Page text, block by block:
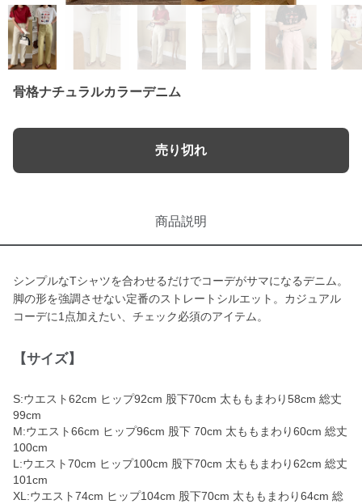
骨格ナチュラルカラーデニム
売り切れ
商品説明
シンプルなTシャツを合わせるだけでコーデがサマになるデニム。
脚の形を強調させない定番のストレートシルエット。カジュアル
コーデに1点加えたい、チェック必須のアイテム。
【サイズ】
S:ウエスト62cm ヒップ92cm 股下70cm 太ももまわり58cm 総丈
99cm
M:ウエスト66cm ヒップ96cm 股下 70cm 太ももまわり60cm 総丈
100cm
L:ウエスト70cm ヒップ100cm 股下70cm 太ももまわり62cm 総丈
101cm
XL:ウエスト74cm ヒップ104cm 股下70cm 太ももまわり64cm 総